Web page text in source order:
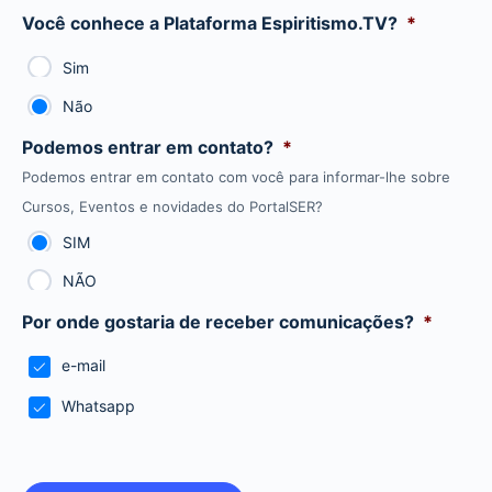
Você conhece a Plataforma Espiritismo.TV? *
Sim
Não
Podemos entrar em contato? *
Podemos entrar em contato com você para informar-lhe sobre
Cursos, Eventos e novidades do PortalSER?
SIM
NÃO
Por onde gostaria de receber comunicações? *
e-mail
Whatsapp